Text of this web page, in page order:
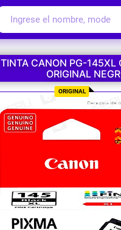
YA EXISTO
TINTA CANON PG-145XL
ORIGINAL
ORIGINAL